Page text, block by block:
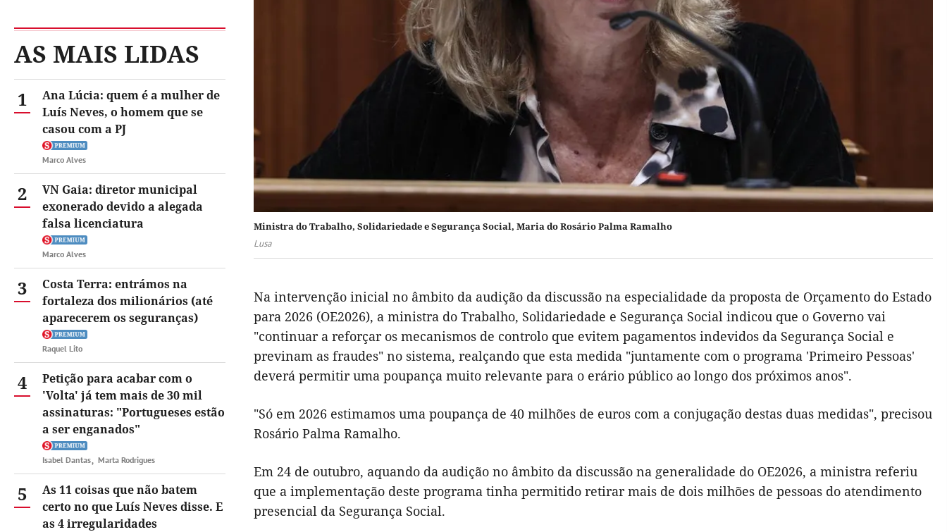
AS MAIS LIDAS
1
Ana Lúcia: quem é a mulher de
Luís Neves, o homem que se
casou com a PJ
Marco Alves
2
VN Gaia: diretor municipal
exonerado devido a alegada
falsa licenciatura
Marco Alves
3
Costa Terra: entrámos na
fortaleza dos milionários (até
aparecerem os seguranças)
Raquel Lito
4
Petição para acabar com o
'Volta' já tem mais de 30 mil
assinaturas: "Portugueses estão
a ser enganados"
Isabel Dantas Marta Rodrigues
5
As 11 coisas que não batem
certo no que Luís Neves disse. E
as 4 irregularidades
Ministra do Trabalho, Solidariedade e Segurança Social, Maria do Rosário Palma Ramalho
Lusa
Na intervenção inicial no âmbito da audição da discussão na especialidade da proposta de Orçamento do Estado
para 2026 (OE2026), a ministra do Trabalho, Solidariedade e Segurança Social indicou que o Governo vai
"continuar a reforçar os mecanismos de controlo que evitem pagamentos indevidos da Segurança Social e
previnam as fraudes" no sistema, realçando que esta medida "juntamente com o programa 'Primeiro Pessoas'
deverá permitir uma poupança muito relevante para o erário público ao longo dos próximos anos".
"Só em 2026 estimamos uma poupança de 40 milhões de euros com a conjugação destas duas medidas", precisou
Rosário Palma Ramalho.
Em 24 de outubro, aquando da audição no âmbito da discussão na generalidade do OE2026, a ministra referiu
que a implementação deste programa tinha permitido retirar mais de dois milhões de pessoas do atendimento
presencial da Segurança Social.